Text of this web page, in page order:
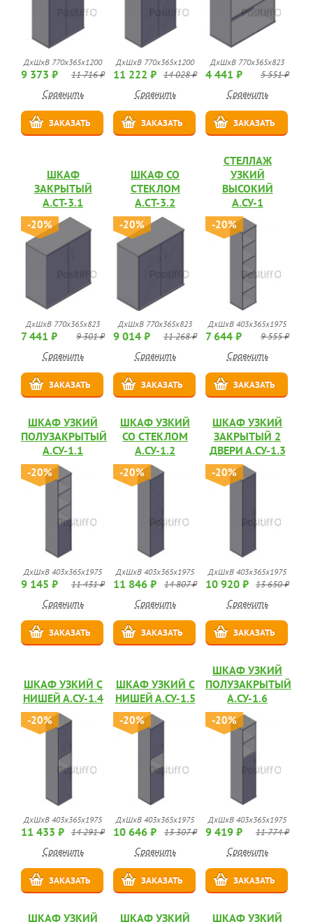
ДхШхВ 770х365х1200
9 373 ₽ 11 716 ₽
Сравнить
ЗАКАЗАТЬ
ДхШхВ 770х365х1200
11 222 ₽ 14 028 ₽
Сравнить
ЗАКАЗАТЬ
ДхШхВ 770х365х823
4 441 ₽ 5 551 ₽
Сравнить
ЗАКАЗАТЬ
ШКАФ
ЗАКРЫТЫЙ
А.СТ-3.1
-20%
ДхШхВ 770х365х823
7 441 ₽ 9 301 ₽
Сравнить
ЗАКАЗАТЬ
ШКАФ СО
СТЕКЛОМ
А.СТ-3.2
-20%
ДхШхВ 770х365х823
9 014 ₽ 11 268 ₽
Сравнить
ЗАКАЗАТЬ
СТЕЛЛАЖ
УЗКИЙ
ВЫСОКИЙ
А.СУ-1
-20%
ДхШхВ 403х365х1975
7 644 ₽ 9 555 ₽
Сравнить
ЗАКАЗАТЬ
ШКАФ УЗКИЙ
ПОЛУЗАКРЫТЫЙ
А.СУ-1.1
-20%
ДхШхВ 403х365х1975
9 145 ₽ 11 431 ₽
Сравнить
ЗАКАЗАТЬ
ШКАФ УЗКИЙ
СО СТЕКЛОМ
А.СУ-1.2
-20%
ДхШхВ 403х365х1975
11 846 ₽ 14 807 ₽
Сравнить
ЗАКАЗАТЬ
ШКАФ УЗКИЙ
ЗАКРЫТЫЙ 2
ДВЕРИ А.СУ-1.3
-20%
ДхШхВ 403х365х1975
10 920 ₽ 13 650 ₽
Сравнить
ЗАКАЗАТЬ
ШКАФ УЗКИЙ С
НИШЕЙ А.СУ-1.4
-20%
ДхШхВ 403х365х1975
11 433 ₽ 14 291 ₽
Сравнить
ЗАКАЗАТЬ
ШКАФ УЗКИЙ С
НИШЕЙ А.СУ-1.5
-20%
ДхШхВ 403х365х1975
10 646 ₽ 13 307 ₽
Сравнить
ЗАКАЗАТЬ
ШКАФ УЗКИЙ
ПОЛУЗАКРЫТЫЙ
А.СУ-1.6
-20%
ДхШхВ 403х365х1975
9 419 ₽ 11 774 ₽
Сравнить
ЗАКАЗАТЬ
ШКАФ УЗКИЙ ШКАФ УЗКИЙ ШКАФ УЗКИЙ